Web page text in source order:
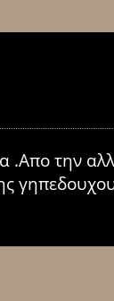
την